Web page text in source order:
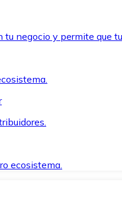
negocio y permite que
ecosistema.